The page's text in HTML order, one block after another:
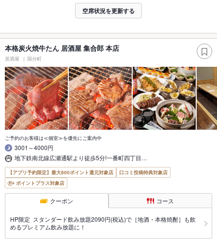
空席状況を更新する
本格炭火焼牛たん 居酒屋 集合郎 本店
居酒屋 国分町
ご予約のお客様は≪個室≫を優先にご案内中
3001～4000円
地下鉄南北線広瀬通駅より徒歩5分!一番町四丁目…
【アプリ予約限定】最大800ポイント還元対象店
口コミ投稿特典対象店
ポイントプラス対象店
クーポン コース
HP限定 スタンダード飲み放題2090円(税込)で［地酒・本格焼酎］も飲
めるプレミアム飲み放題に！